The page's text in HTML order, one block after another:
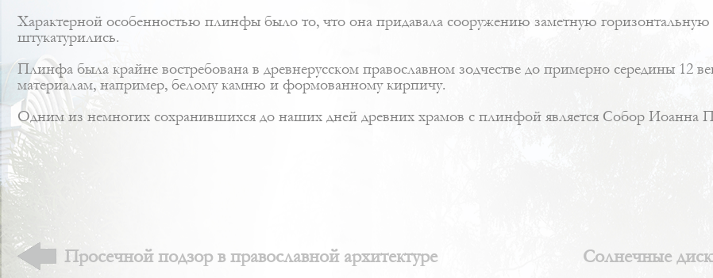
Характерной особенностью плинфы было то, что она придавала сооружению заметную
штукатурились.
Плинфа была крайне востребована в древнерусском православном зодчестве до примерно середины 12
материалам, например, белому камню и формованному кирпичу.
Одним из немногих сохранившихся до наших дней древних храмов с плинфой является Собор Иоанна
Просечной подзор в православной архитектуре Солнечные